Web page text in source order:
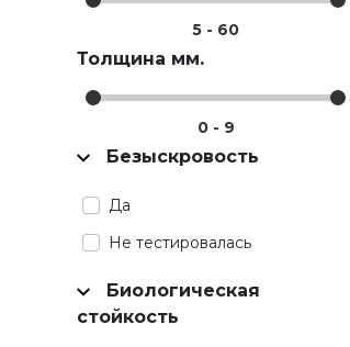
5 - 60
Толщина мм.
0- 9
Безыскровость
Да
Не тестировалась
Биологическая
стойкость